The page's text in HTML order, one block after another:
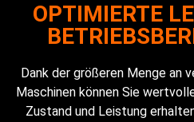
OPTIMIERTE
Dank der größeren Menge an
Maschinen können Sie
Zustand und Leistung